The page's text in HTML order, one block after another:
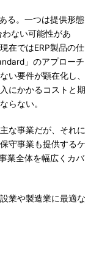
る。一つは提供形態
ない可能性があ
在ではERP製品の仕
」のアプローチ
い要件が顕在化し、
にかかるコストと期
らない。
な事業だが、それに
守事業も提供するケ
業全体を幅広くカバ
業や製造業に最適な